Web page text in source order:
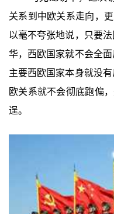
关系到中欧关系走向，
以毫不夸张地说，只要
华，西欧国家就不会全
主要西欧国家本身就没
欧关系就不会彻底跑偏
逞。